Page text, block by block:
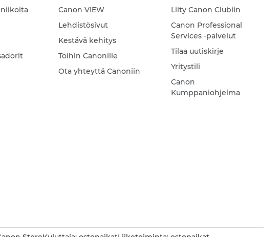
Canon VIEW
Lehdistösivut
Kestävä kehitys
Töihin Canonille
Ota yhteyttä Canoniin
Liity Canon Clubiin
Canon Professional
Services -palvelut
Tilaa uutiskirje
Yritystili
Canon
Kumppaniohjelma